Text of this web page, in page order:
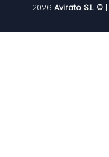
2026 Avirato S.L. © |